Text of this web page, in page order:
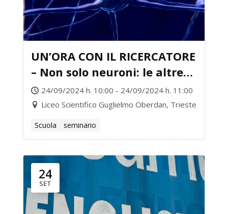
UN’ORA CON IL RICERCATORE
– Non solo neuroni: le altre
cellule del cervello
24/09/2024 h. 10:00 - 24/09/2024 h. 11:00
Liceo Scientifico Guglielmo Oberdan, Trieste
Scuola seminario
24
SET